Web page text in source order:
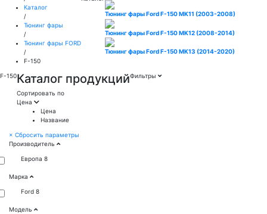
Каталог
/
Тюнинг фары
/
Тюнинг фары FORD
/
F-150
Тюнинг фары Ford F-150 MK11 (2003-2008)
Тюнинг фары Ford F-150 MK12 (2008-2014)
Тюнинг фары Ford F-150 MK13 (2014-2020)
F-150Каталог продукций
Сортировать по
Цена
Цена
Название
Фильтры
× Сбросить параметры
Производитель
Европа 8
Марка
Ford 8
Модель